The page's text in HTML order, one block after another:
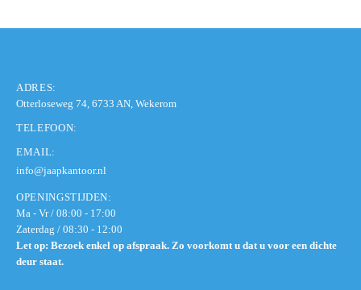
ADRES:
Otterloseweg 74, 6733 AN, Wekerom
TELEFOON:
EMAIL:
info@jaapkantoor.nl
OPENINGSTIJDEN:
Ma - Vr / 08:00 - 17:00
Zaterdag / 08:30 - 12:00
Let op: Bezoek enkel op afspraak. Zo voorkomt u dat u voor een dichte
deur staat.